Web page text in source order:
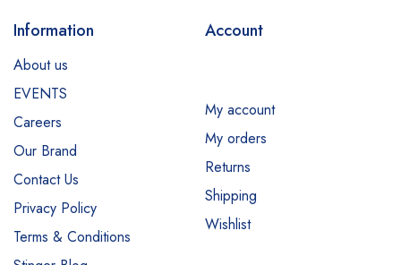
Information
About us
EVENTS
Careers
Our Brand
Contact Us
Privacy Policy
Terms & Conditions
Account
My account
My orders
Returns
Shipping
Wishlist